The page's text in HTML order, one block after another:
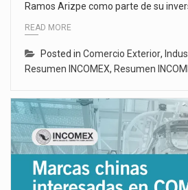
Ramos Arizpe como parte de su
READ MORE
Posted in Comercio Exterior,
Resumen INCOMEX, Resumen